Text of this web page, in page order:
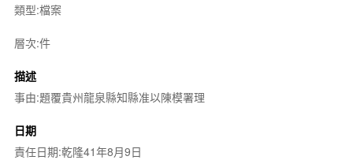
類型:檔案
層次:件
描述
事由:題覆貴州龍泉縣知縣准以陳模署理
日期
責任日期:乾隆41年8月9日